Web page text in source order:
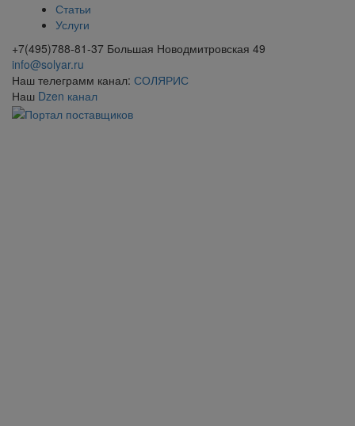
Статьи
Услуги
+7(495)788-81-37 Большая Новодмитровская 49
info@solyar.ru
Наш телеграмм канал: СОЛЯРИС
Наш Dzen канал